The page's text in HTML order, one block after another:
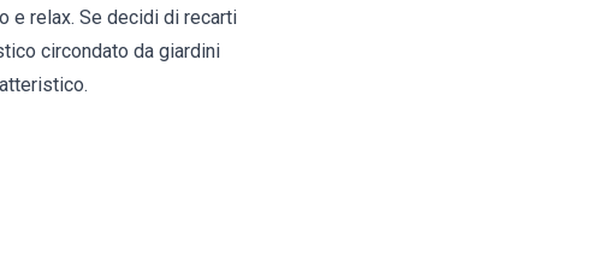
e relax. Se decidi di recarti
circondato da giardini